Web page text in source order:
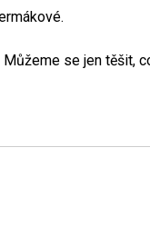
se jen těšit,